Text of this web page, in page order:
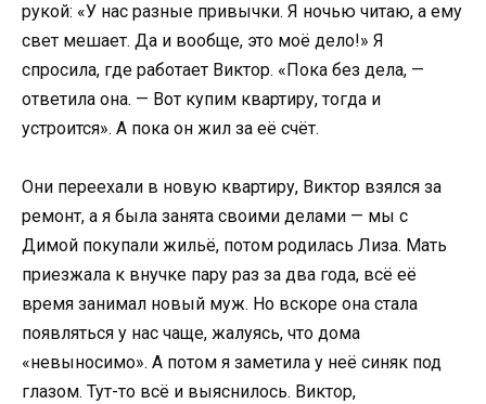
рукой: «У нас разные привычки. Я ночью читаю, а ему
свет мешает. Да и вообще, это моё дело!» Я
спросила, где работает Виктор. «Пока без дела, —
ответила она. — Вот купим квартиру, тогда и
устроится». А пока он жил за её счёт.
Они переехали в новую квартиру, Виктор взялся за
ремонт, а я была занята своими делами — мы с
Димой покупали жильё, потом родилась Лиза. Мать
приезжала к внучке пару раз за два года, всё её
время занимал новый муж. Но вскоре она стала
появляться у нас чаще, жалуясь, что дома
«невыносимо». А потом я заметила у неё синяк под
глазом. Тут-то всё и выяснилось. Виктор,